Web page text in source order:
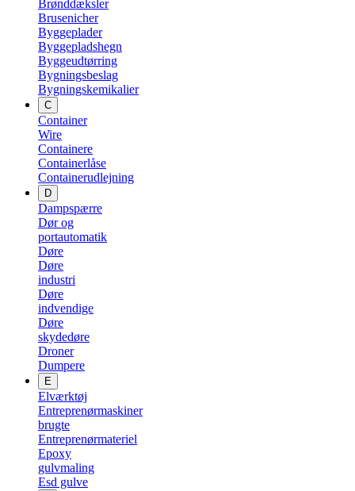
Brønddæksler
Brusenicher
Byggeplader
Byggepladshegn
Byggeudtørring
Bygningsbeslag
Bygningskemikalier
C
Container
Wire
Containere
Containerlåse
Containerudlejning
D
Dampspærre
Dør og
portautomatik
Døre
Døre
industri
Døre
indvendige
Døre
skydedøre
Droner
Dumpere
E
Elværktøj
Entreprenørmaskiner
brugte
Entreprenørmateriel
Epoxy
gulvmaling
Esd gulve